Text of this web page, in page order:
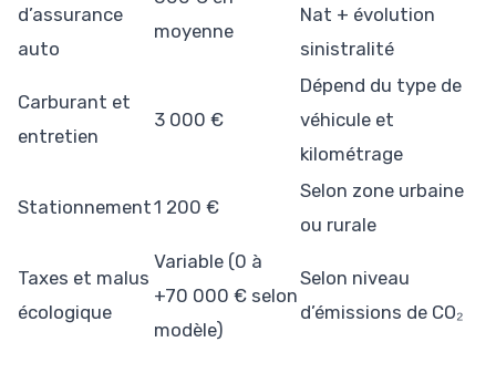
d’assurance
auto
moyenne
Nat + évolution
sinistralité
Carburant et
entretien
3 000 €
Dépend du type de
véhicule et
kilométrage
Stationnement1 200 €
Selon zone urbaine
ou rurale
Taxes et malus
écologique
Variable (0 à
+70 000 € selon
modèle)
Selon niveau
d’émissions de CO₂